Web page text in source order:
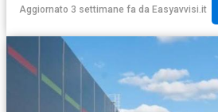
Aggiornato 3 settimane fa da Easyavvisi.it